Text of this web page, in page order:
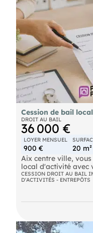
Cession de bail
DROIT AU BAIL
36 000 €
LOYER MENSUEL
900 € 20 m²
Aix centre ville, vous propose droit au bail de ce
local d'activité avec
Emplacement
Mirabeau
restauration...
CESSION DROIT AU BAIL
D'ACTIVITÉS - ENTREPÔTS